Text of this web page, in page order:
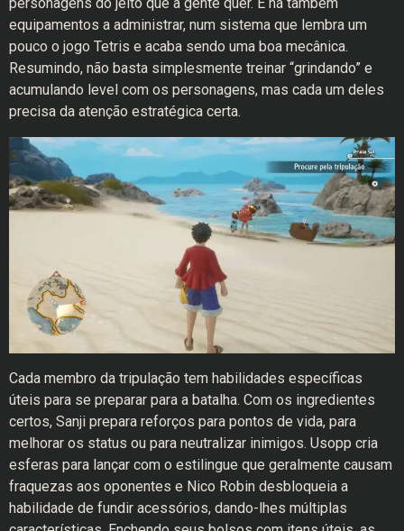
equipamentos a administrar, num sistema que lembra um
pouco o jogo Tetris e acaba sendo uma boa mecânica.
Resumindo, não basta simplesmente treinar “grindando” e
acumulando level com os personagens, mas cada um deles
precisa da atenção estratégica certa.
Cada membro da tripulação tem habilidades específicas
úteis para se preparar para a batalha. Com os ingredientes
certos, Sanji prepara reforços para pontos de vida, para
melhorar os status ou para neutralizar inimigos. Usopp cria
esferas para lançar com o estilingue que geralmente causam
fraquezas aos oponentes e Nico Robin desbloqueia a
habilidade de fundir acessórios, dando-lhes múltiplas